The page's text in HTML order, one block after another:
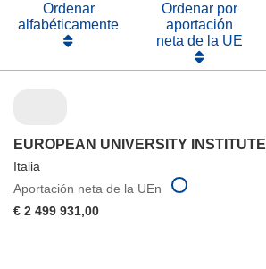
Ordenar
alfabéticamente
Ordenar por
aportación
neta de la UE
EUROPEAN UNIVERSITY INSTITUTE
Italia
Aportación neta de la UEn
€ 2 499 931,00